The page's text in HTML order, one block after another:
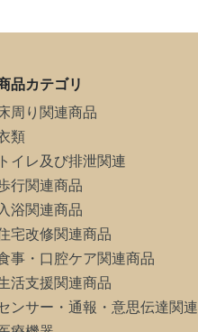
品カテゴリ
周り関連商品
類
トイレ及び排泄関連
行関連商品
入浴関連商品
宅改修関連商品
事・口腔ケア関連商品
活支援関連商品
ンサー・通報・意思伝達関連